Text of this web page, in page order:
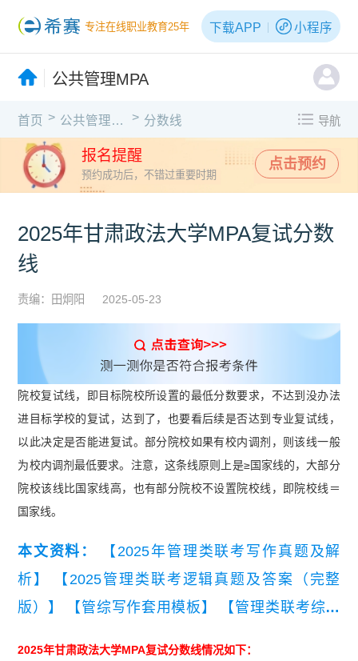
专注在线职业教育25年 下载APP 小程序
公共管理MPA
首页 > 公共管理MPA > 分数线 导航
报名提醒
预约成功后，不错过重要时期
点击预约
2025年甘肃政法大学MPA复试分数
线
责编：田炯阳 2025-05-23
院校复试线，即目标院校所设置的最低分数要求，不达到没办法
进目标学校的复试，达到了，也要看后续是否达到专业复试线，
以此决定是否能进复试。部分院校如果有校内调剂，则该线一般
为校内调剂最低要求。注意，这条线原则上是≥国家线的，大部分
院校该线比国家线高，也有部分院校不设置院校线，即院校线＝
国家线。
本文资料：
【2025年管理类联考写作真题及解
析】
【2025管理类联考逻辑真题及答案（完整
版）】
【管综写作套用模板】
【管理类联考综合
2025年甘肃政法大学MPA复试分数线情况如下：